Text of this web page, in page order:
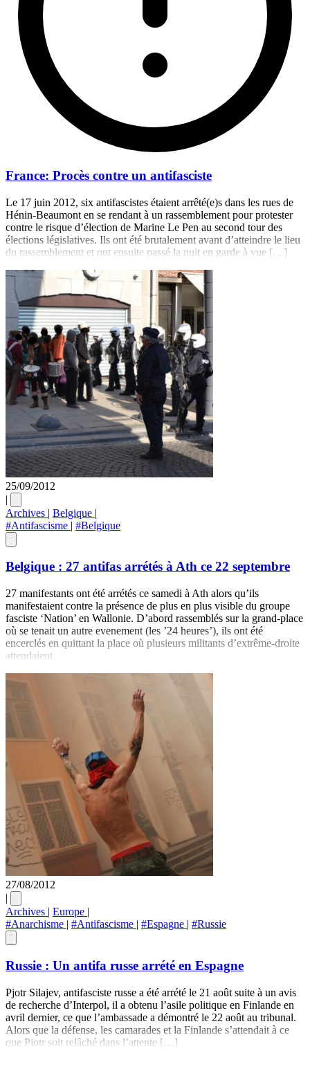
France: Procès contre un antifasciste
Le 17 juin 2012, six antifascistes étaient arrêté(e)s dans les rues de
Hénin-Beaumont en se rendant à un rassemblement pour protester
contre le risque d’élection de Marine Le Pen au second tour des
élections législatives. Ils ont été brutalement avant d’atteindre le lieu
du rassemblement et ont ensuite passé la nuit en garde à vue […]
25/09/2012
|
Archives | Belgique |
#Antifascisme | #Belgique
Belgique : 27 antifas arrétés à Ath ce 22 septembre
27 manifestants ont été arrétés ce samedi à Ath alors qu’ils
manifestaient contre la présence de plus en plus visible du groupe
fasciste ‘Nation’ en Wallonie. D’abord rassemblés sur la grand-place
où se tenait un autre evenement (les ’24 heures’), ils ont été
encerclés en quittant la place où plusieurs militants d’extrême-droite
attendaient.
27/08/2012
|
Archives | Europe |
#Anarchisme | #Antifascisme | #Espagne | #Russie
Russie : Un antifa russe arrété en Espagne
Pjotr Silajev, antifasciste russe a été arrété le 21 août suite à un avis
de recherche d’Interpol, il a obtenu l’asile politique en Finlande en
avril dernier, ce que l’ambassade a démontré le 22 août au tribunal.
Alors que la défense, les camarades et la Finlande s’attendait à ce
que Pjotr soit relâché dans l’attente […]